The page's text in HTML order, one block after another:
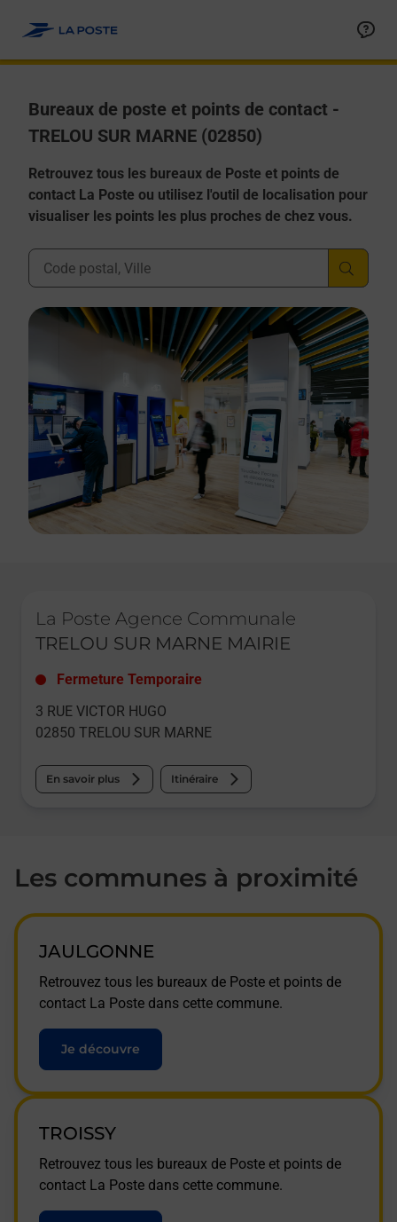
Bureaux de poste et points de contact -
TRELOU SUR MARNE (02850)
Retrouvez tous les bureaux de Poste et points de
contact La Poste ou utilisez l'outil de localisation pour
visualiser les points les plus proches de chez vous.
Ville, Département, Code Postal
La Poste Agence Communale
TRELOU SUR MARNE MAIRIE
Fermeture Temporaire
3 RUE VICTOR HUGO
02850 TRELOU SUR MARNE
En savoir plus Itinéraire
Les communes à proximité
JAULGONNE
Retrouvez tous les bureaux de Poste et points de
contact La Poste dans cette commune.
Je découvre
TROISSY
Retrouvez tous les bureaux de Poste et points de
contact La Poste dans cette commune.